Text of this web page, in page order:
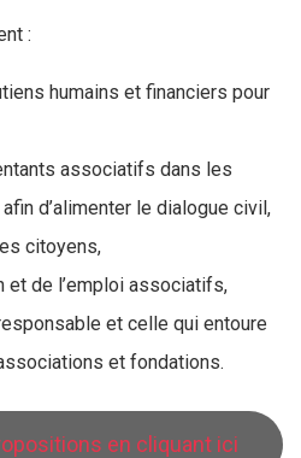
:
humains et financiers pour
associatifs dans les
d’alimenter le dialogue civil,
citoyens,
et de l’emploi associatifs,
et celle qui entoure
et fondations.
en cliquant ici